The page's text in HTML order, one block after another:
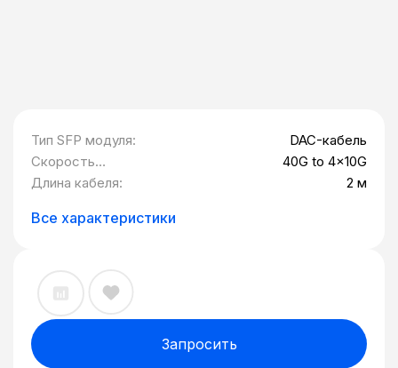
Тип SFP модуля:
DAC-кабель
Скорость
передачи данных:
40G to 4x10G
Длина кабеля:
2 м
Все характеристики
Запросить